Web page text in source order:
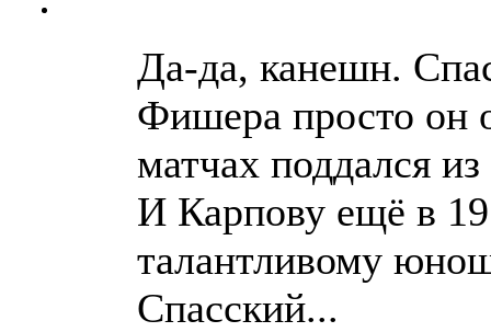
Да-да, канешн.
Фишера просто он
матчах поддался
И Карпову ещё в
талантливому
Спасский...